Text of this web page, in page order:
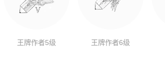
王牌作者5级 王牌作者6级